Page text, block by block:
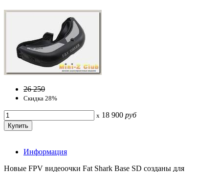
26 250
Скидка 28%
x 18 900 руб
Информация
Новые FPV видеоочки Fat Shark Base SD созданы для